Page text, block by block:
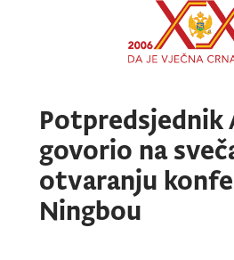
Potpredsjednik
govorio na
otvaranju
Ningbou